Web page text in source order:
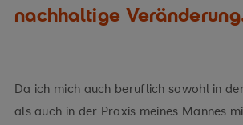
nachhaltige
Da ich mich auch beruflich sowohl in
als auch in der Praxis meines Mannes